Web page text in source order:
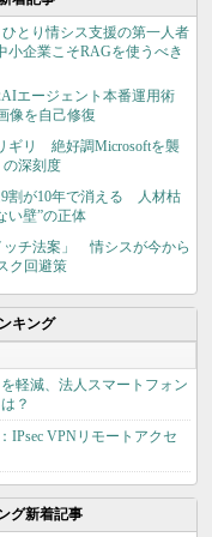
ひとり情シス支援の第一人者
小企業こそRAGを使うべき
AIエージェント本番運用術
像を自己修復
ギリ 絶好調Microsoftを襲
の深刻度
割が10年で消える 人材枯
い壁”の正体
ッチ法案」 情シスが今から
ク回避策
キング
軽減、法人スマートフォン
？
IPsec VPNリモートアクセ
グ新着記事